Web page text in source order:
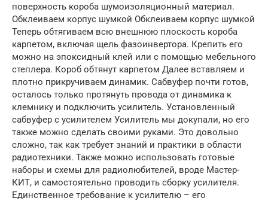
поверхность короба шумоизоляционный материал.
Обклеиваем корпус шумкой Обклеиваем корпус шумкой
Теперь обтягиваем всю внешнюю плоскость короба
карпетом, включая щель фазоинвертора. Крепить его
можно на эпоксидный клей или с помощью мебельного
степлера. Короб обтянут карпетом Далее вставляем и
плотно прикручиваем динамик. Сабвуфер почти готов,
осталось только протянуть провода от динамика к
клемнику и подключить усилитель. Установленный
сабвуфер с усилителем Усилитель мы докупали, но его
также можно сделать своими руками. Это довольно
сложно, так как требует знаний и практики в области
радиотехники. Также можно использовать готовые
наборы и схемы для радиолюбителей, вроде Мастер-
КИТ, и самостоятельно проводить сборку усилителя.
Единственное требование к усилителю – его